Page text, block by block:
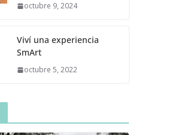
octubre 9, 2024
Viví una experiencia
SmArt
octubre 5, 2022